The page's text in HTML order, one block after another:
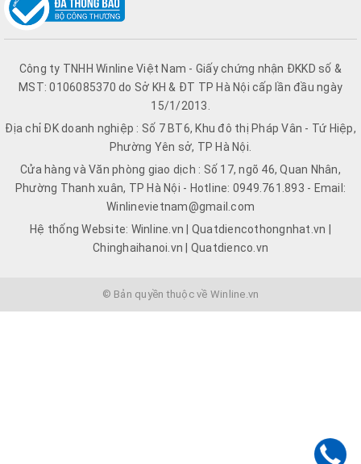
Công ty TNHH Winline Việt Nam - Giấy chứng nhận ĐKKD số &
MST: 0106085370 do Sở KH & ĐT TP Hà Nội cấp lần đầu ngày
15/1/2013.
Địa chỉ ĐK doanh nghiệp : Số 7 BT6, Khu đô thị Pháp Vân - Tứ Hiệp,
Phường Yên sở, TP Hà Nội.
Cửa hàng và Văn phòng giao dịch : Số 17, ngõ 46, Quan Nhân,
Phường Thanh xuân, TP Hà Nội - Hotline: 0949.761.893 - Email:
Winlinevietnam@gmail.com
Hệ thống Website: Winline.vn | Quatdiencothongnhat.vn |
Chinghaihanoi.vn | Quatdienco.vn
© Bản quyền thuộc về Winline.vn